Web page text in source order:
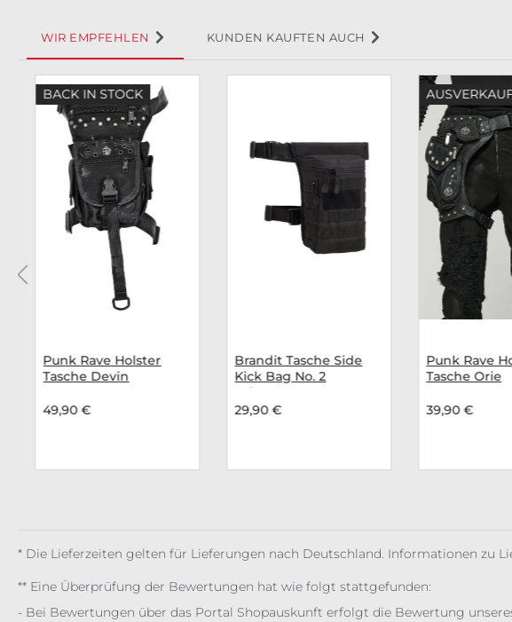
WIR EMPFEHLEN KUNDEN KAUFTEN AUCH
Produktgalerie überspringen
BACK IN STOCK
Punk Rave Holster
Tasche Devin
49,90 €
Brandit Tasche Side
Kick Bag No. 2
Schwarz
29,90 €
Punk Rave
Tasche Orie
39,90 €
* Die Lieferzeiten gelten für Lieferungen nach Deutschland. Informationen zu
** Eine Überprüfung der Bewertungen hat wie folgt stattgefunden:
- Bei Bewertungen über das Portal Shopauskunft erfolgt die Bewertung